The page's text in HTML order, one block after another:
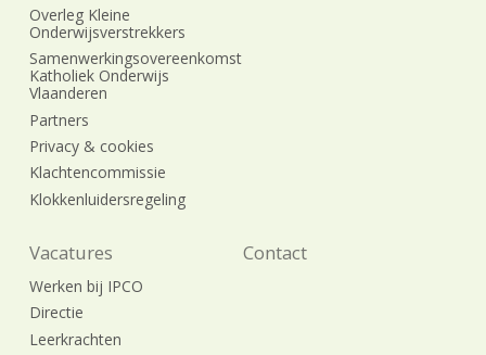
Overleg Kleine
Onderwijsverstrekkers
Samenwerkingsovereenkomst
Katholiek Onderwijs
Vlaanderen
Partners
Privacy & cookies
Klachtencommissie
Klokkenluidersregeling
Vacatures
Werken bij IPCO
Directie
Leerkrachten
Contact